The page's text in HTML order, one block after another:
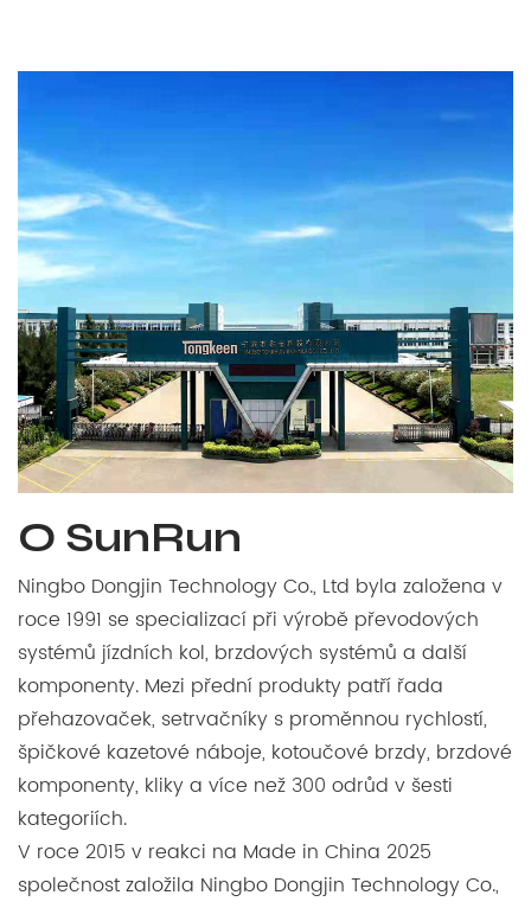
O SunRun
Ningbo Dongjin Technology Co., Ltd byla založena v
roce 1991 se specializací při výrobě převodových
systémů jízdních kol, brzdových systémů a další
komponenty. Mezi přední produkty patří řada
přehazovaček, setrvačníky s proměnnou rychlostí,
špičkové kazetové náboje, kotoučové brzdy, brzdové
komponenty, kliky a více než 300 odrůd v šesti
kategoriích.
V roce 2015 v reakci na Made in China 2025
společnost založila Ningbo Dongjin Technology Co.,